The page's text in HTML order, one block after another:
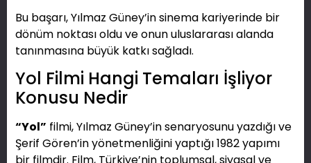
Bu başarı, Yılmaz Güney’in sinema kariyerinde bir
dönüm noktası oldu ve onun uluslararası alanda
tanınmasına büyük katkı sağladı.
Yol Filmi Hangi Temaları İşliyor
Konusu Nedir
“Yol” filmi, Yılmaz Güney’in senaryosunu yazdığı ve
Şerif Gören’in yönetmenliğini yaptığı 1982 yapımı